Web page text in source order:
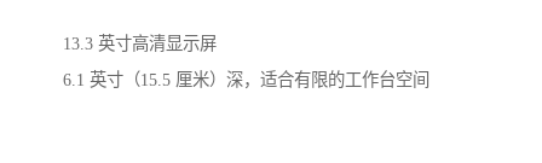
13.3 英寸高清显示屏
6.1 英寸（15.5 厘米）深，适合有限的工作台空间